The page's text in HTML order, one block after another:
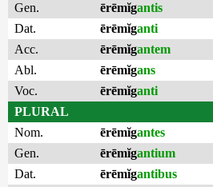
Gen.
ērēmĭgantis
Dat.
ērēmĭganti
Acc.
ērēmĭgantem
Abl.
ērēmĭgans
Voc.
ērēmĭganti
PLURAL
Nom.
ērēmĭgantes
Gen.
ērēmĭgantium
Dat.
ērēmĭgantibus